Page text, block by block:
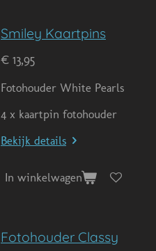
Smiley Kaartpins
€ 13,95
Fotohouder White Pearls
4 x kaartpin fotohouder
Bekijk details
In winkelwagen
Fotohouder Classy